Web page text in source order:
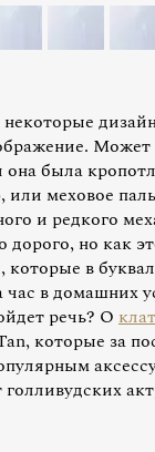
Может
она была
меховое
и редкого
дорого, но как
которые в
час в домашних
речь? О
которые за
голливудских